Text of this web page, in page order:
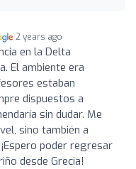
2 years ago
en la Delta
El ambiente era
estaban
dispuestos a
sin dudar. Me
sino también a
poder regresar
desde Grecia!